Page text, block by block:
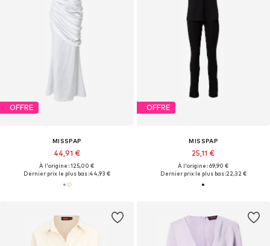
OFFRE
MISSPAP
44,91 €
À l'origine : 125,00 €
Dernier prix le plus bas :44,93 €
OFFRE
MISSPAP
25,11 €
À l'origine : 69,90 €
Dernier prix le plus bas :22,32 €